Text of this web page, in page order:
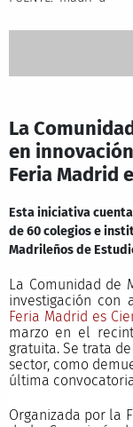
La
en
Feria Madrid
Esta iniciativa
de 60 colegios e
Madrileños de
La Comunidad de
investigación
Feria Madrid es
marzo en el
gratuita. Se trata
sector, como
última
Organizada por la